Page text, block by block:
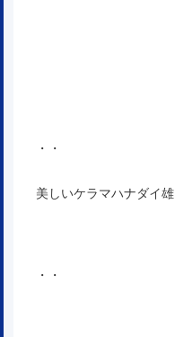
・・
美しいケラマハナダイ雄
・・